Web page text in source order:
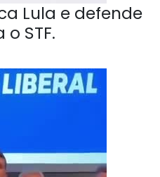
Lula e defende
STF.